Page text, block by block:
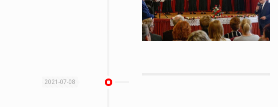
2021-07-08